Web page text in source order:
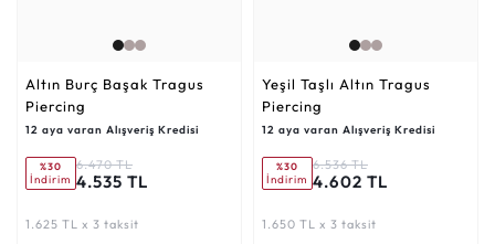
Altın Burç Başak Tragus
Piercing
12 aya varan Alışveriş Kredisi
%30
İndirim
6.470 TL
4.535 TL
1.625 TL x 3 taksit
Yeşil Taşlı Altın Tragus
Piercing
12 aya varan Alışveriş Kredisi
%30
İndirim
6.536 TL
4.602 TL
1.650 TL x 3 taksit